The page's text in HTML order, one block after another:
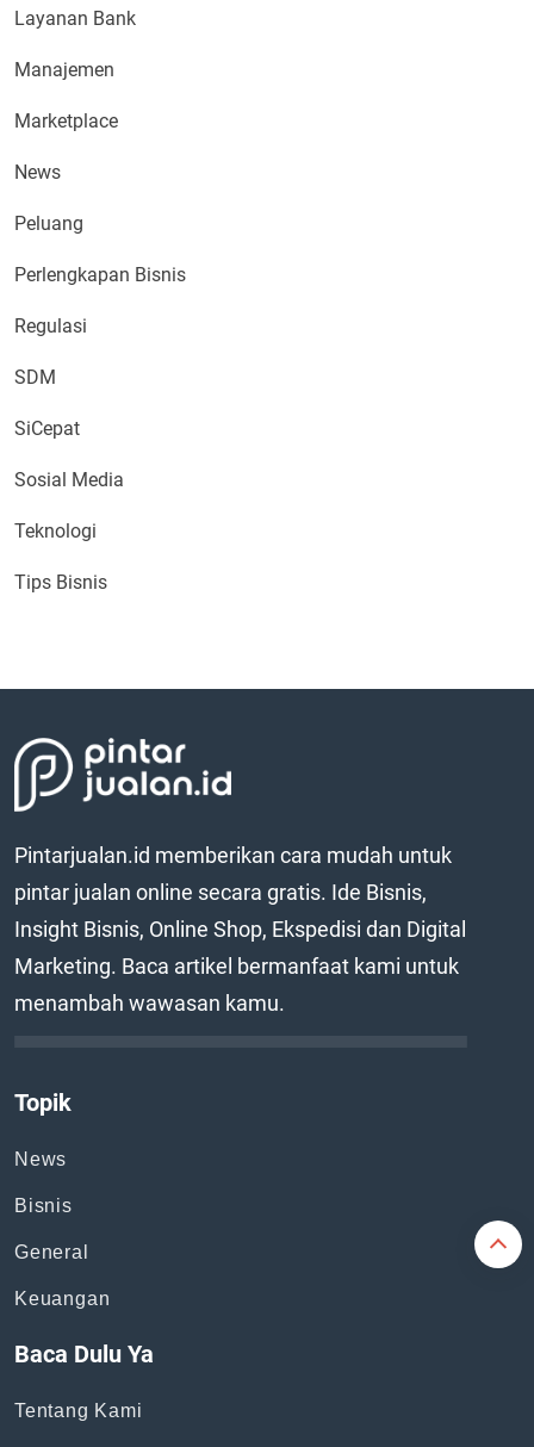
Layanan Bank
Manajemen
Marketplace
News
Peluang
Perlengkapan Bisnis
Regulasi
SDM
SiCepat
Sosial Media
Teknologi
Tips Bisnis
Pintarjualan.id memberikan cara mudah untuk
pintar jualan online secara gratis. Ide Bisnis,
Insight Bisnis, Online Shop, Ekspedisi dan Digital
Marketing. Baca artikel bermanfaat kami untuk
menambah wawasan kamu.
Topik
News
Bisnis
General
Keuangan
Baca Dulu Ya
Tentang Kami